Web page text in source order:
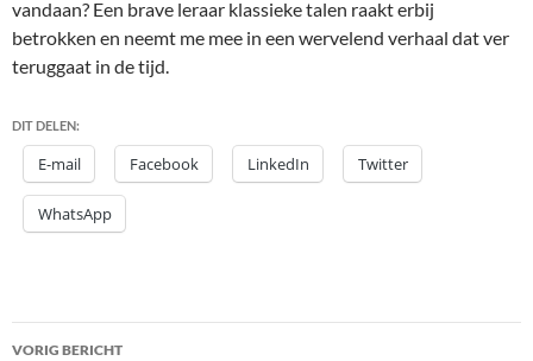
vandaan? Een brave leraar klassieke talen raakt erbij
betrokken en neemt me mee in een wervelend verhaal dat ver
teruggaat in de tijd.
DIT DELEN:
E-mail Facebook LinkedIn Twitter
WhatsApp
Bericht
VORIG BERICHT